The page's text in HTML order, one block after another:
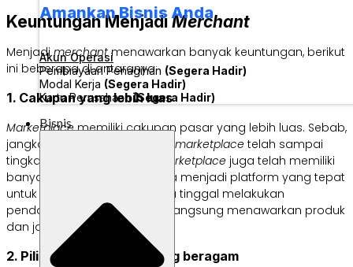
Amankan Bisnis Anda
Akun Operasi
Pembiayaan Penagihan (Segera Hadir)
Modal Kerja (Segera Hadir)
Kartu Perusahaan(Segera Hadir)
Bisnis
Keuntungan MenjadiMerchant
Menjadimerchantmenawarkan banyak keuntungan, berikut
ini beberapa di antaranya:
1. Cakupan yang lebih luas
Marketplacememiliki cakupan pasar yang lebih luas. Sebab,
jangkauan pemasaran untuk marketplace telah sampai
tingkat nasional. Selain itu,
marketplace juga telah memiliki
banyak pengunjung sehingga menjadi platform yang tepat
untuk berjualan. Pemilik usaha tinggal melakukan
pendaftaran bisnis dan bisa langsung menawarkan produk
dan jasa kepada pelanggan.
2. Pilihan pembayaran yang beragam